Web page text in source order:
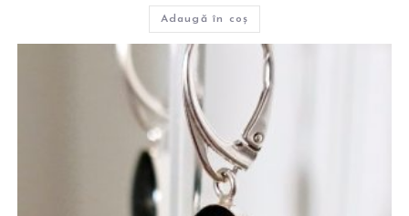
Adaugă în coș